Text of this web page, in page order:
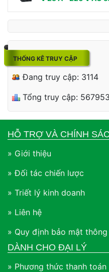
THỐNG KÊ TRUY CẬP
Đang truy cập: 3114
Tổng truy cập:
HỖ TRỢ VÀ CHÍNH
» Giới thiệu
» Đối tác chiến lược
» Triết lý kinh doanh
» Liên hệ
» Quy định bảo mật
DÀNH CHO ĐẠI LÝ
» Phương thức thanh toán